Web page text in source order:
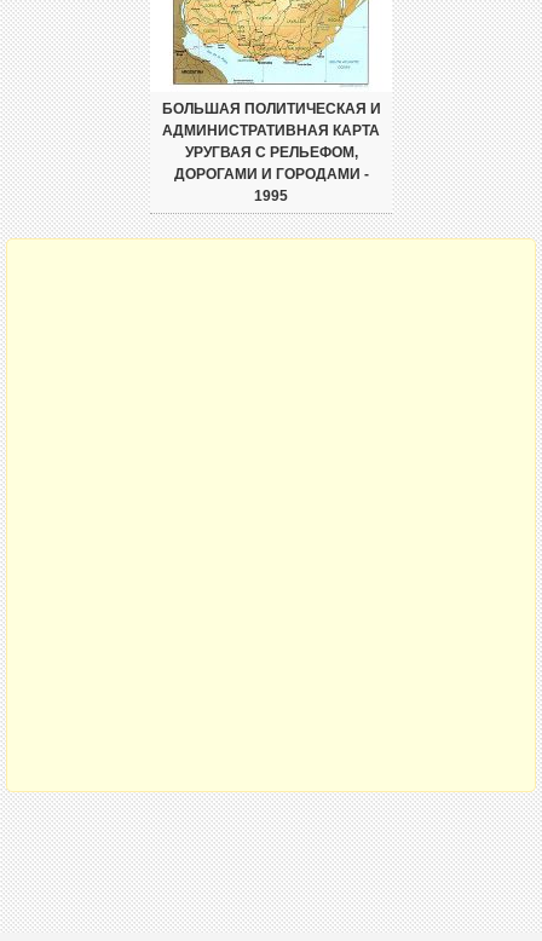
БОЛЬШАЯ ПОЛИТИЧЕСКАЯ И
АДМИНИСТРАТИВНАЯ КАРТА
УРУГВАЯ С РЕЛЬЕФОМ,
ДОРОГАМИ И ГОРОДАМИ -
1995